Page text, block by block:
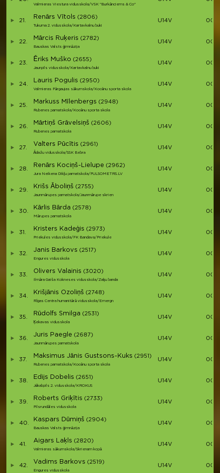
Valmieras Viestura vidusskola/VSK "Burkānciems & Co"
21.
Renārs Vītols (2806)
Tukuma 2. vidusskola/Kartavkalnu buki
U14V
22.
Mārcis Ruķeris (2782)
Bauskas Valsts ģimnāzija
U14V
23.
Ēriks Muško (2655)
Jaunpils vidusskola/Kartavkalnu buki
U14V
24.
Lauris Pogulis (2950)
Valmieras Pārgaujas sākumskola/Kocēnu sporta skola
U14V
25.
Markuss Mīlenbergs (2948)
Rubenes pamatskola/Kocēnu sporta skola
U14V
26.
Mārtiņš Grāvelsiņš (2606)
Rubenes pamatskola
U14V
27.
Valters Pūcītis (2961)
Ādažu vidusskola/SSK Bebra
U14V
28.
Renārs Kociņš-Lielupe (2962)
Jura Neikena Dikļu pamatskola/PULSOMETRS.LV
U14V
29.
Krišs Āboliņš (2755)
Jaunmārupes pamatskola/Jaunmārupe skrien
U14V
30.
Kārlis Bārda (2578)
Mārupes pamatskola
U14V
31.
Kristers Kadeģis (2973)
Priekules vidusskola/FK Bandava/Priekule
U14V
32.
Janis Barkovs (2517)
Engures vidusskola
U14V
33.
Olivers Valainis (3020)
Ilmāra Gaiša Kokneses vidusskola/Zaķu banda
U14V
34.
Krišjānis Ozoliņš (2748)
Rīgas Centra humanitārā vidusskola/Emergn
U14V
35.
Rūdolfs Smilga (2531)
Ķekavas vidusskola
U14V
36.
Juris Paegle (2687)
Jaunmārupes pamatskola
U14V
37.
Maksimus Jānis Gustsons-Kuks (2951)
Rubenes pamatskola/Kocēnu sporta skola
U14V
38.
Edijs Dobelis (2651)
Jēkabpils 2. vidusskola/KROKUS
U14V
39.
Roberts Griķītis (2733)
Pilsrundāles vidusskola
U14V
40.
Kaspars Dūmiņš (2904)
Bauskas Valsts ģimnāzija
U14V
41.
Aigars Laķls (2820)
Valmieras sākumskola/Skrienam kopā
U14V
42.
Vadims Barkovs (2519)
Engures vidusskola
U14V